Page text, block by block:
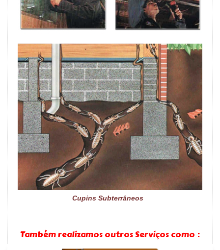
Cupins Subterrâneos
Também realizamos outros Serviços como :